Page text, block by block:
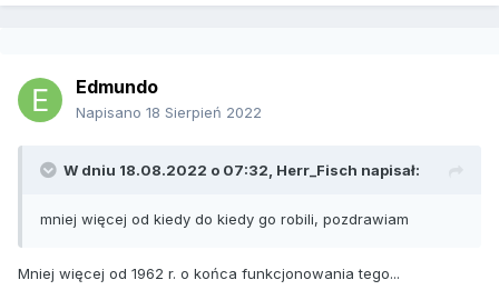
Edmundo
Napisano 18 Sierpień 2022
W dniu 18.08.2022 o 07:32, Herr_Fisch napisał:
mniej więcej od kiedy do kiedy go robili, pozdrawiam
Mniej więcej od 1962 r. o końca funkcjonowania tego...